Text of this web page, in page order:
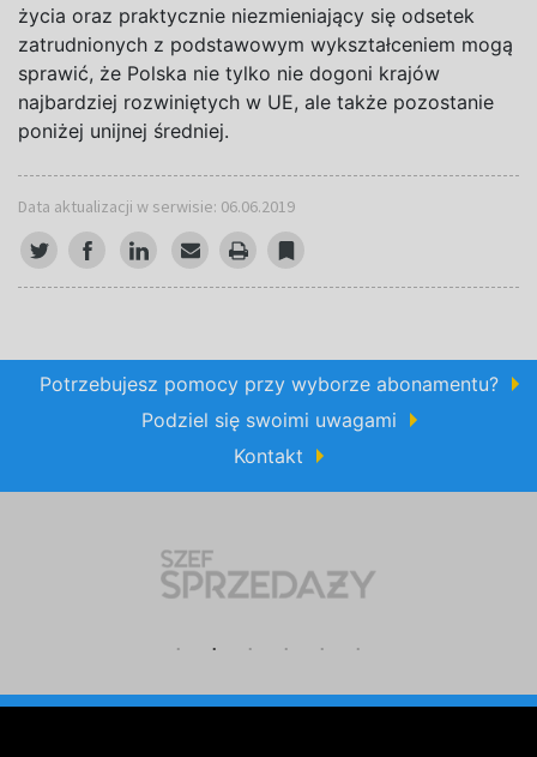
życia oraz praktycznie niezmieniający się odsetek
zatrudnionych z podstawowym wykształceniem mogą
sprawić, że Polska nie tylko nie dogoni krajów
najbardziej rozwiniętych w UE, ale także pozostanie
poniżej unijnej średniej.
Data aktualizacji w serwisie: 06.06.2019
Potrzebujesz pomocy przy wyborze abonamentu?
Podziel się swoimi uwagami
Kontakt